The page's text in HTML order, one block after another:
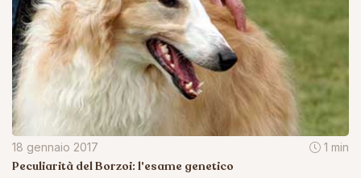
18 gennaio 2017 1 min
Peculiarità del Borzoi: l'esame genetico